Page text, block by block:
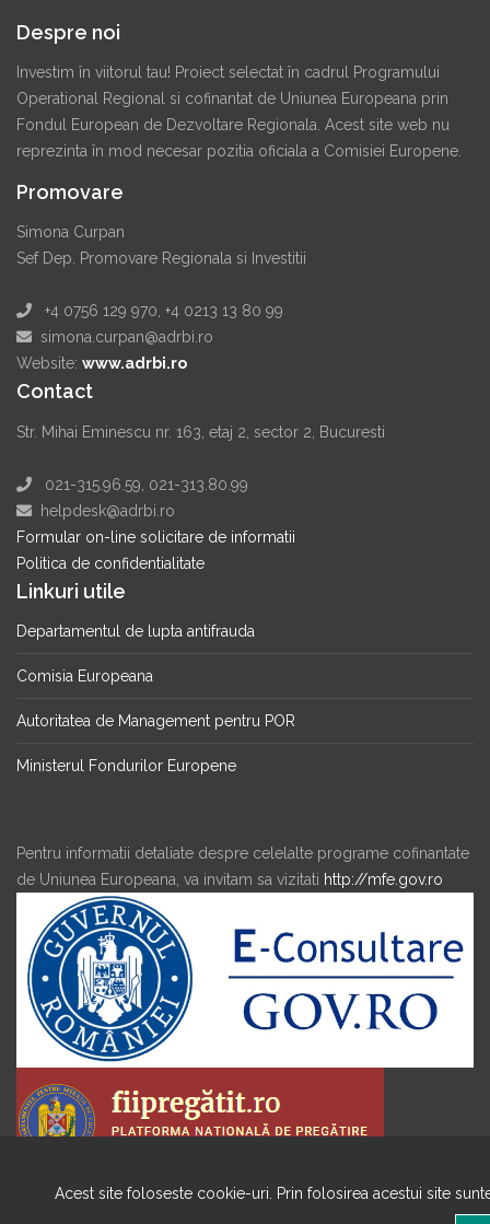
Despre noi
Investim în viitorul tau! Proiect selectat în cadrul Programului
Operational Regional si cofinantat de Uniunea Europeana prin
Fondul European de Dezvoltare Regionala. Acest site web nu
reprezinta în mod necesar pozitia oficiala a Comisiei Europene.
Promovare
Simona Curpan
Sef Dep. Promovare Regionala si Investitii
+4 0756 129 970, +4 0213 13 80 99
simona.curpan@adrbi.ro
Website: www.adrbi.ro
Contact
Str. Mihai Eminescu nr. 163, etaj 2, sector 2, Bucuresti
021-315.96.59, 021-313.80.99
helpdesk@adrbi.ro
Formular on-line solicitare de informatii
Politica de confidentialitate
Linkuri utile
Departamentul de lupta antifrauda
Comisia Europeana
Autoritatea de Management pentru POR
Ministerul Fondurilor Europene
Pentru informatii detaliate despre celelalte programe cofinantate
de Uniunea Europeana, va invitam sa vizitati http://mfe.gov.ro
Acest site foloseste cookie-uri. Prin folosirea acestui site